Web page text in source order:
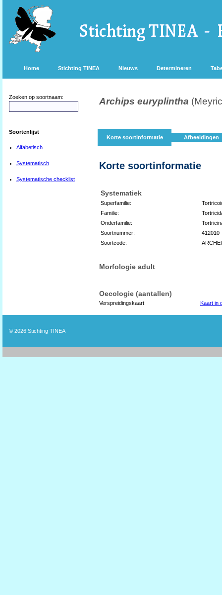
Home Stichting TINEA Nieuws Determineren
Zoeken op soortnaam:
Soortenlijst
Alfabetisch
Systematisch
Systematische checklist
Archips euryplintha
Korte soortinformatie Afbeeldingen
Korte soortinformatie
Systematiek
Superfamilie:
Familie:
Onderfamilie:
Soortnummer:
412010
Soortcode:
Morfologie adult
Oecologie (aantallen)
Verspreidingskaart: Kaart in
© 2026 Stichting TINEA